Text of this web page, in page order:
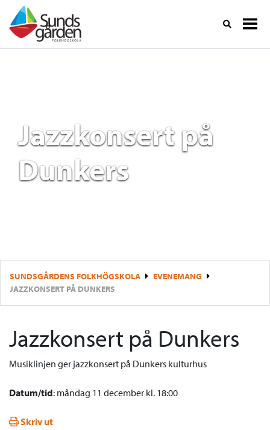
Jazzkonsert på
Dunkers
SUNDSGÅRDENS FOLKHÖGSKOLA
EVENEMANG
JAZZKONSERT PÅ DUNKERS
Jazzkonsert på Dunkers
Musiklinjen ger jazzkonsert på Dunkers kulturhus
Datum/tid: måndag 11 december kl. 18:00
Skriv ut